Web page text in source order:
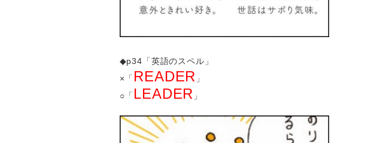
◆p34「英語のスペル」
×「 READER 」
○「 LEADER 」